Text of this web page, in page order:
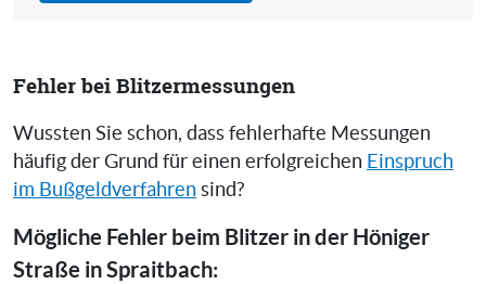
Fehler bei Blitzermessungen
Wussten Sie schon, dass fehlerhafte Messungen
häufig der Grund für einen erfolgreichen Einspruch
im Bußgeldverfahren sind?
Mögliche Fehler beim Blitzer in der Höniger
Straße in Spraitbach: